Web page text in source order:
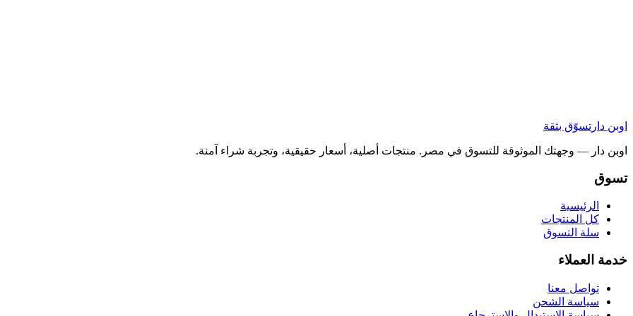
اوبن دار تسوّق بثقة
اوبن دار — وجهتك الموثوقة للتسوق في مصر. منتجات أصلية، أسعار حقيقية، وتجربة شراء آمنة.
تسوق
الرئيسية
كل المنتجات
سلة التسوق
خدمة العملاء
تواصل معنا
سياسة الشحن